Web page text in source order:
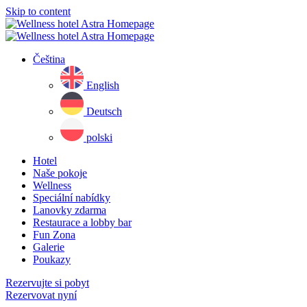
Skip to content
Čeština
English
Deutsch
polski
Hotel
Naše pokoje
Wellness
Speciální nabídky
Lanovky zdarma
Restaurace a lobby bar
Fun Zona
Galerie
Poukazy
Rezervujte si pobyt
Rezervovat nyní